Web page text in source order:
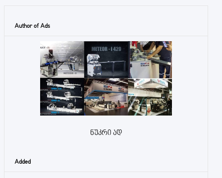
Author of Ads
ნუკრი ად
Added